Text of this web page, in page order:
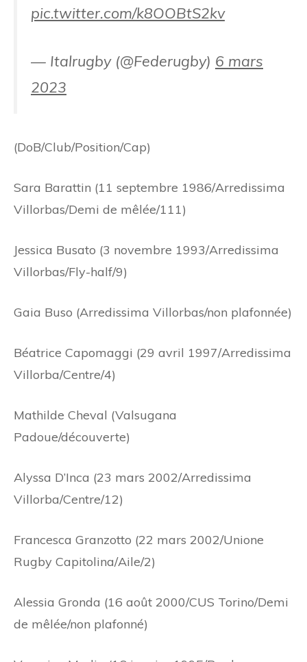
pic.twitter.com/k8OOBtS2kv
— Italrugby (@Federugby) 6 mars
2023
(DoB/Club/Position/Cap)
Sara Barattin (11 septembre 1986/Arredissima
Villorbas/Demi de mêlée/111)
Jessica Busato (3 novembre 1993/Arredissima
Villorbas/Fly-half/9)
Gaia Buso (Arredissima Villorbas/non plafonnée)
Béatrice Capomaggi (29 avril 1997/Arredissima
Villorba/Centre/4)
Mathilde Cheval (Valsugana
Padoue/découverte)
Alyssa D’Inca (23 mars 2002/Arredissima
Villorba/Centre/12)
Francesca Granzotto (22 mars 2002/Unione
Rugby Capitolina/Aile/2)
Alessia Gronda (16 août 2000/CUS Torino/Demi
de mêlée/non plafonné)